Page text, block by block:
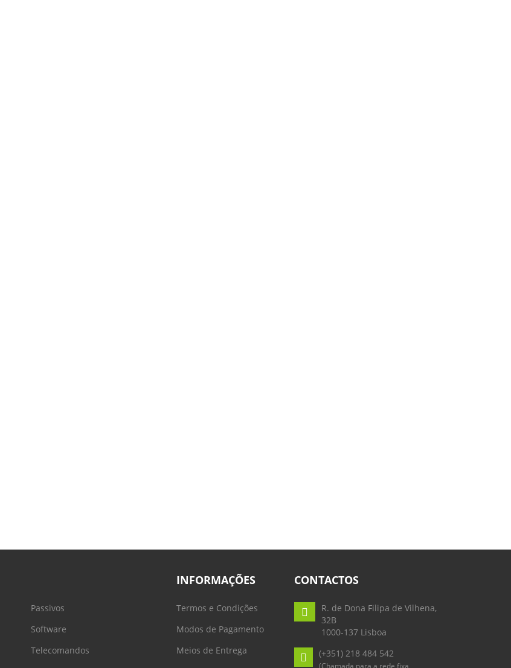
Passivos
Software
Telecomandos
INFORMAÇÕES
Termos e Condições
Modos de Pagamento
Meios de Entrega
CONTACTOS
R. de Dona Filipa de Vilhena,
32B
1000-137 Lisboa
(+351) 218 484 542
(Chamada para a rede fixa